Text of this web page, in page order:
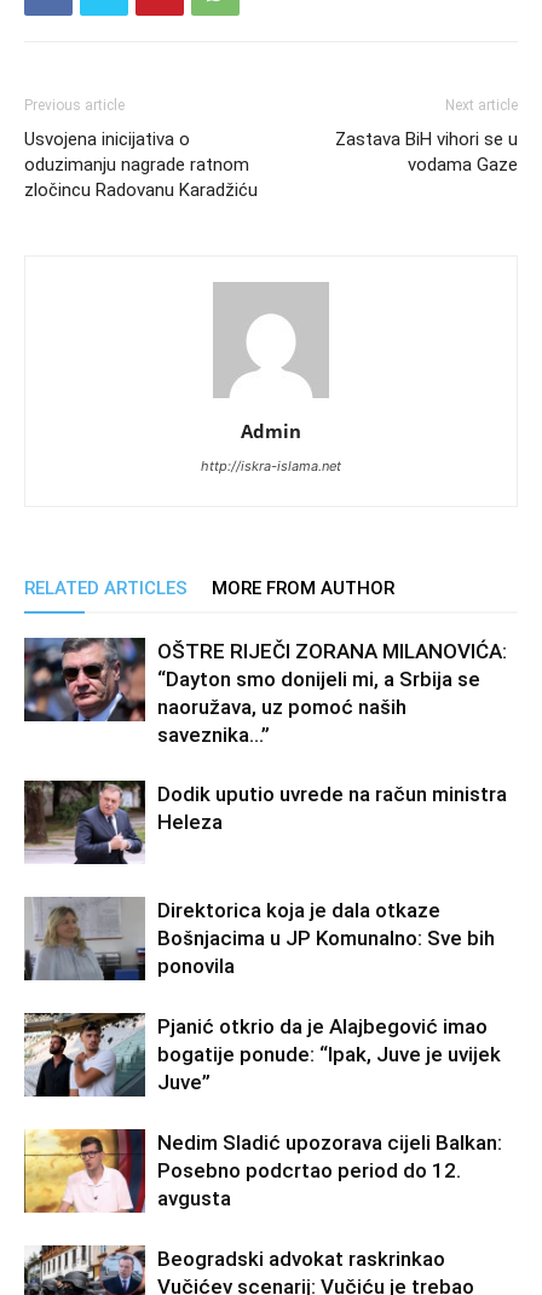
Previous article
Usvojena inicijativa o
oduzimanju nagrade ratnom
zločincu Radovanu Karadžiću
Next article
Zastava BiH vihori se u
vodama Gaze
Admin
http://iskra-islama.net
RELATED ARTICLES MORE FROM AUTHOR
OŠTRE RIJEČI ZORANA MILANOVIĆA:
“Dayton smo donijeli mi, a Srbija se
naoružava, uz pomoć naših
saveznika…”
Dodik uputio uvrede na račun ministra
Heleza
Direktorica koja je dala otkaze
Bošnjacima u JP Komunalno: Sve bih
ponovila
Pjanić otkrio da je Alajbegović imao
bogatije ponude: “Ipak, Juve je uvijek
Juve”
Nedim Sladić upozorava cijeli Balkan:
Posebno podcrtao period do 12.
avgusta
Beogradski advokat raskrinkao
Vučićev scenarij: Vučiću je trebao